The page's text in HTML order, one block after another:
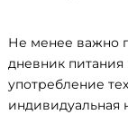
Не менее важно
дневник питания
употребление
индивидуальная